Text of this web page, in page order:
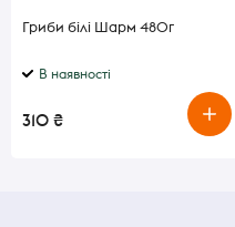
Гриби білі Шарм 480г
В наявності
310 ₴